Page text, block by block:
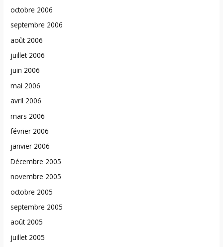
octobre 2006
septembre 2006
août 2006
juillet 2006
juin 2006
mai 2006
avril 2006
mars 2006
février 2006
janvier 2006
Décembre 2005
novembre 2005
octobre 2005
septembre 2005
août 2005
juillet 2005